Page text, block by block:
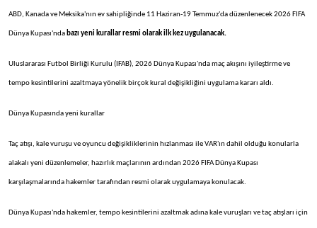
ABD, Kanada ve Meksika'nın ev sahipliğinde 11 Haziran-19 Temmuz'da düzenlenecek 2026 FIFA
Dünya Kupası'nda bazı yeni kurallar resmi olarak ilk kez uygulanacak.
Uluslararası Futbol Birliği Kurulu (IFAB), 2026 Dünya Kupası'nda maç akışını iyileştirme ve
tempo kesintilerini azaltmaya yönelik birçok kural değişikliğini uygulama kararı aldı.
Dünya Kupasında yeni kurallar
Taç atışı, kale vuruşu ve oyuncu değişikliklerinin hızlanması ile VAR'ın dahil olduğu konularla
alakalı yeni düzenlemeler, hazırlık maçlarının ardından 2026 FIFA Dünya Kupası
karşılaşmalarında hakemler tarafından resmi olarak uygulamaya konulacak.
Dünya Kupası'nda hakemler, tempo kesintilerini azaltmak adına kale vuruşları ve taç atışları için